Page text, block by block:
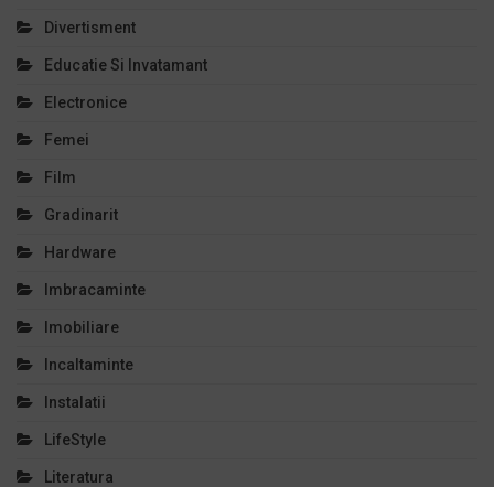
Divertisment
Educatie Si Invatamant
Electronice
Femei
Film
Gradinarit
Hardware
Imbracaminte
Imobiliare
Incaltaminte
Instalatii
LifeStyle
Literatura